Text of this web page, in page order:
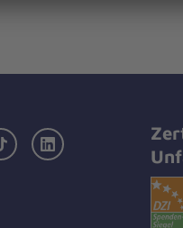
TikTok LinkedIn